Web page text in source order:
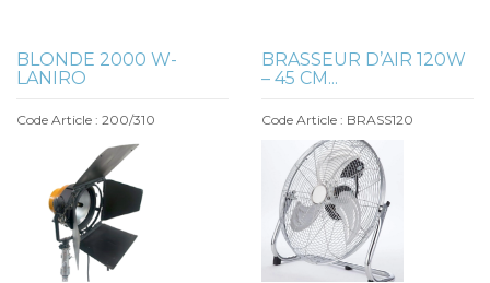
BLONDE 2000 W-
LANIRO
Code Article : 200/310
BRASSEUR D’AIR 120W
– 45 CM...
Code Article : BRASS120